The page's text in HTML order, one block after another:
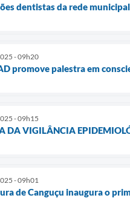
dentistas da rede
- 09h20
promove palestra em
- 09h15
DA VIGILÂNCIA
- 09h01
de Canguçu inaugura o